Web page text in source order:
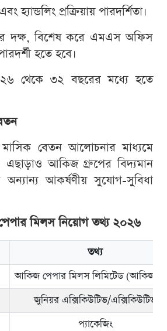
হ্যান্ডলিং প্রক্রিয়ায় পারদর্শিতা।
দক্ষ, বিশেষ করে এমএস অফিস
হতে হবে।
২৬ থেকে ৩২ বছরের মধ্যে হতে
মাসিক বেতন আলোচনার মাধ্যমে
এছাড়াও আকিজ গ্রুপের বিদ্যমান
অন্যান্য আকর্ষণীয় সুযোগ-সুবিধা
মিলস নিয়োগ তথ্য ২০২৬
তথ্য
আকিজ পেপার মিলস লিমিটেড (আকিজ
জুনিয়র এক্সিকিউটিভ/এক্সিকিউটিভ
প্যাকেজিং